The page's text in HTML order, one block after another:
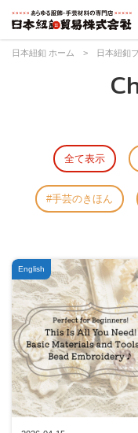
日本紐釦 ホーム > 日本紐釦
全て表示
手芸のきほん
English